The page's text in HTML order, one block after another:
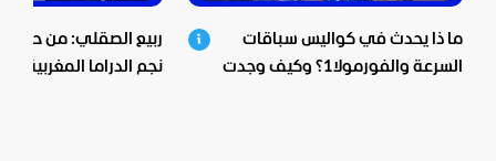
ما ذا يحدث في كواليس سباقات
السرعة والفورمولا1؟ وكيف وجدت
ربيع الصقلي: من حي
نجم الدراما المغربية..